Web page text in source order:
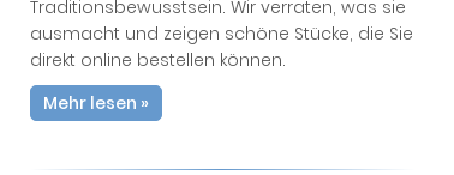
Traditionsbewusstsein. Wir verraten, was sie
ausmacht und zeigen schöne Stücke, die Sie
direkt online bestellen können.
Mehr lesen »